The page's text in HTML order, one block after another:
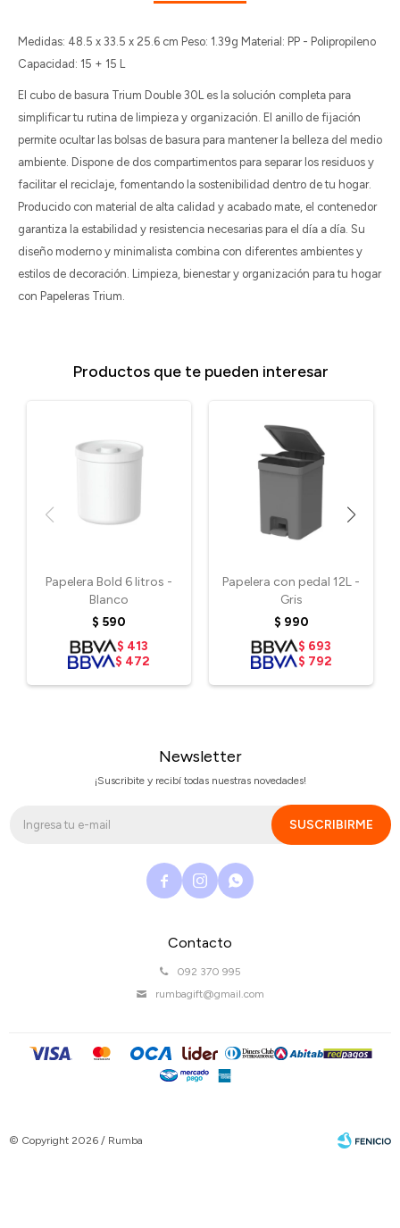
Medidas: 48.5 x 33.5 x 25.6 cm Peso: 1.39g Material: PP - Polipropileno
Capacidad: 15 + 15 L
El cubo de basura Trium Double 30L es la solución completa para
simplificar tu rutina de limpieza y organización. El anillo de fijación
permite ocultar las bolsas de basura para mantener la belleza del medio
ambiente. Dispone de dos compartimentos para separar los residuos y
facilitar el reciclaje, fomentando la sostenibilidad dentro de tu hogar.
Producido con material de alta calidad y acabado mate, el contenedor
garantiza la estabilidad y resistencia necesarias para el día a día. Su
diseño moderno y minimalista combina con diferentes ambientes y
estilos de decoración. Limpieza, bienestar y organización para tu hogar
con Papeleras Trium.
Productos que te pueden interesar
Papelera Bold 6 litros -
Blanco
$ 590
$ 413
$ 472
Papelera con pedal 12L -
Gris
$ 990
$ 693
$ 792
Contacto
092 370 995
rumbagift@gmail.com
Newsletter
¡Suscribite y recibí todas nuestras novedades!
SUSCRIBIRME
  
© Copyright 2026 / Rumba